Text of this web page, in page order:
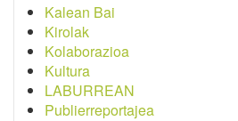
Kalean Bai
Kirolak
Kolaborazioa
Kultura
LABURREAN
Publierreportajea